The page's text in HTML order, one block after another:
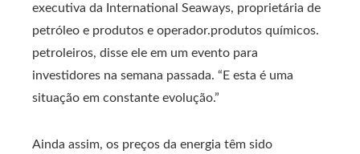
executiva da International Seaways, proprietária de
petróleo e produtos e operador.produtos químicos.
petroleiros, disse ele em um evento para
investidores na semana passada. “E esta é uma
situação em constante evolução.”
Ainda assim, os preços da energia têm sido